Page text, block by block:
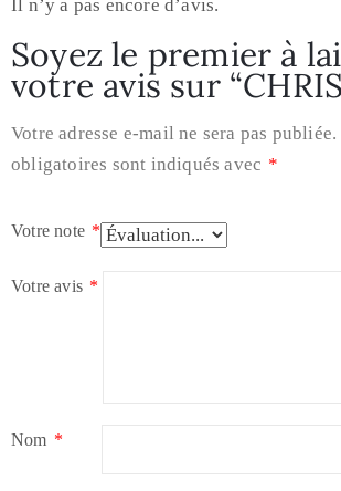
Il n’y a pas encore d’avis.
Soyez le premier à
votre avis sur
Votre adresse e-mail ne sera pas publiée.
obligatoires sont indiqués avec *
Votre note *
Votre avis *
Nom *